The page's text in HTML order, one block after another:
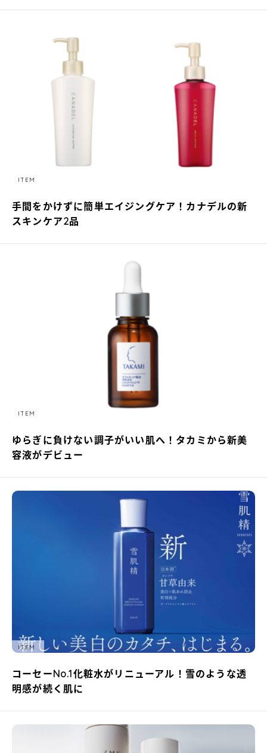
ITEM
手間をかけずに簡単エイジングケア！カナデルの新
スキンケア2品
ITEM
ゆらぎに負けない調子がいい肌へ！タカミから新美
容液がデビュー
ITEM
コーセーNo.1化粧水がリニューアル！雪のような透
明感が続く肌に